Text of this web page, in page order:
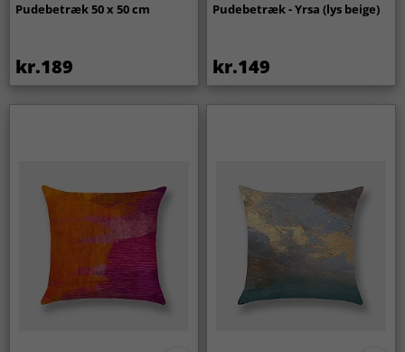
Pudebetræk 50 x 50 cm
kr.189
Pudebetræk - Yrsa (lys beige)
kr.149